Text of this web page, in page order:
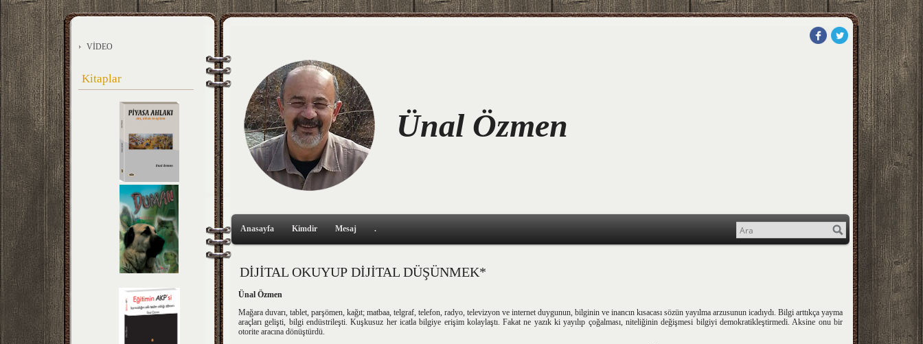
VİDEO
Kitaplar
Ünal Özmen
Anasayfa Kimdir Mesaj .
DİJİTAL OKUYUP DİJİTAL DÜŞÜNMEK*
Ünal Özmen
Mağara duvarı, tablet, parşömen, kağıt; matbaa, telgraf, telefon, radyo, televizyon ve internet duygunun, bilginin ve inancın kısacası sözün yayılma arzusunun icadıydı. Bilgi arttıkça yayma
araçları gelişti, bilgi endüstrileşti. Kuşkusuz her icatla bilgiye erişim kolaylaştı. Fakat ne yazık ki yayılıp çoğalması, niteliğinin değişmesi bilgiyi demokratikleştirmedi. Aksine onu bir
otorite aracına dönüştürdü.